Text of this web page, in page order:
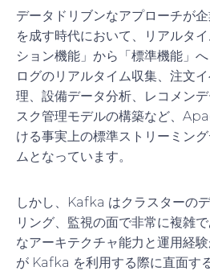
データドリブンなアプローチが
を成す時代において、リアルタ
ション機能」から「標準機能」
ログのリアルタイム収集、注文
理、設備データ分析、レコメン
スク管理モデルの構築など、
ける事実上の標準ストリーミン
ムとなっています。
しかし、Kafka はクラスターの
リング、監視の面で非常に複雑
なアーキテクチャ能力と運用経
が Kafka を利用する際に直面す